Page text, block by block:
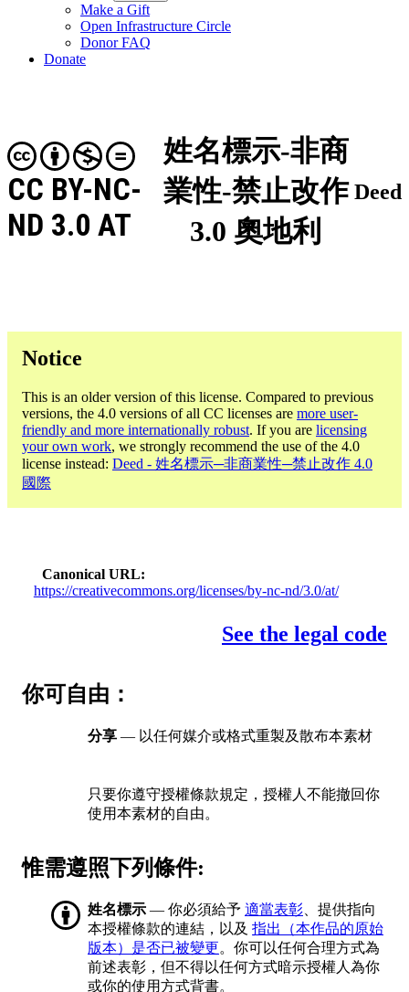
Make a Gift
Open Infrastructure Circle
Donor FAQ
Donate
姓名標示-非商
業性-禁止改作
3.0 奧地利
CC BY-NC-
ND 3.0 AT
Deed
Notice
This is an older version of this license. Compared to previous
versions, the 4.0 versions of all CC licenses are more user-
friendly and more internationally robust. If you are licensing
your own work, we strongly recommend the use of the 4.0
license instead: Deed - 姓名標示─非商業性─禁止改作 4.0
國際
Canonical URL
https://creativecommons.org/licenses/by-nc-nd/3.0/at/
See the legal code
你可自由：
分享 — 以任何媒介或格式重製及散布本素材
只要你遵守授權條款規定，授權人不能撤回你
使用本素材的自由。
惟需遵照下列條件:
姓名標示 — 你必須給予 適當表彰 、提供指向
本授權條款的連結，以及 指出（本作品的原始
版本）是否已被變更。你可以任何合理方式為
前述表彰，但不得以任何方式暗示授權人為你
或你的使用方式背書。